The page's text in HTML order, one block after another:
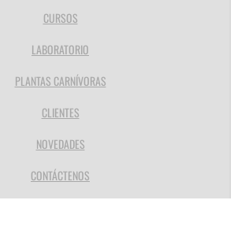
CURSOS
LABORATORIO
PLANTAS CARNÍVORAS
CLIENTES
NOVEDADES
CONTÁCTENOS